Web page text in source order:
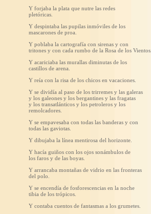
Y forjaba la plata que nutre las redes
pletóricas.
Y despintaba las pupilas inmóviles de los
mascarones de proa.
Y poblaba la cartografía con sirenas y con
tritones y con cada rumbo de la Rosa de los Vientos.
Y acariciaba las murallas diminutas de los
castillos de arena.
Y reía con la risa de los chicos en vacaciones.
Y se dividía al paso de los trirremes y las galeras
y los galeones y los bergantines y las fragatas
y los transatlánticos y los petroleros y los
remolcadores.
Y se empavesaba con todas las banderas y con
todas las gaviotas.
Y dibujaba la línea mentirosa del horizonte.
Y hacía guiños con los ojos sonámbulos de
los faros y de las boyas.
Y arrancaba montañas de vidrio en las fronteras
del polo.
Y se encendía de fosforescencias en la noche
tibia de los trópicos.
Y contaba cuentos de fantasmas a los grumetes.